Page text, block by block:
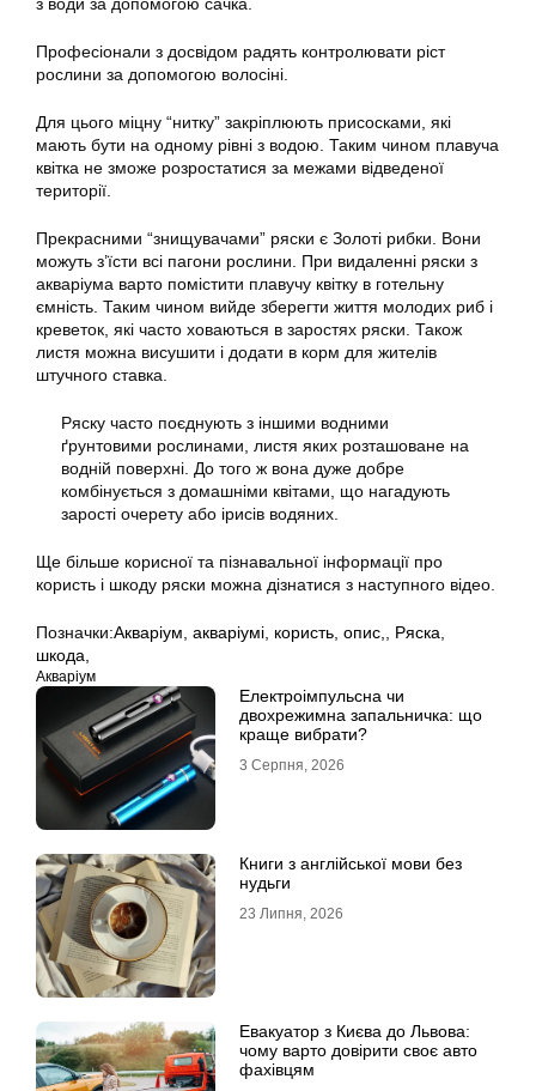
Професіонали з досвідом радять контролювати ріст
рослини за допомогою волосіні.
Для цього міцну “нитку” закріплюють присосками, які
мають бути на одному рівні з водою. Таким чином плавуча
квітка не зможе розростатися за межами відведеної
території.
Прекрасними “знищувачами” ряски є Золоті рибки. Вони
можуть з’їсти всі пагони рослини. При видаленні ряски з
акваріума варто помістити плавучу квітку в готельну
ємність. Таким чином вийде зберегти життя молодих риб і
креветок, які часто ховаються в заростях ряски. Також
листя можна висушити і додати в корм для жителів
штучного ставка.
Ряску часто поєднують з іншими водними
ґрунтовими рослинами, листя яких розташоване на
водній поверхні. До того ж вона дуже добре
комбінується з домашніми квітами, що нагадують
зарості очерету або ірисів водяних.
Ще більше корисної та пізнавальної інформації про
користь і шкоду ряски можна дізнатися з наступного відео.
Позначки:Акваріум акваріумі користь опис, Ряска
шкода,
Акваріум
Електроімпульсна чи
двохрежимна запальничка: що
краще вибрати?
3 Серпня, 2026
Книги з англійської мови без
нудьги
23 Липня, 2026
Евакуатор з Києва до Львова:
чому варто довірити своє авто
фахівцям